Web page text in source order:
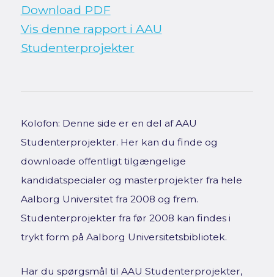
Download PDF
Vis denne rapport i AAU
Studenterprojekter
Kolofon: Denne side er en del af AAU
Studenterprojekter. Her kan du finde og
downloade offentligt tilgængelige
kandidatspecialer og masterprojekter fra hele
Aalborg Universitet fra 2008 og frem.
Studenterprojekter fra før 2008 kan findes i
trykt form på Aalborg Universitetsbibliotek.
Har du spørgsmål til AAU Studenterprojekter,